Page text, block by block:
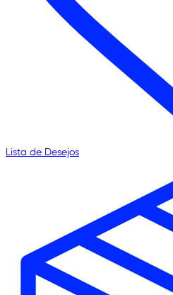
Lista de Desejos